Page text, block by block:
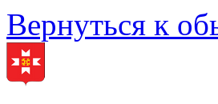
Вернуться к